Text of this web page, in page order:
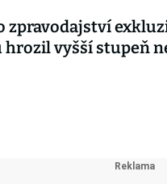
zpravodajství
hrozil vyšší stupeň